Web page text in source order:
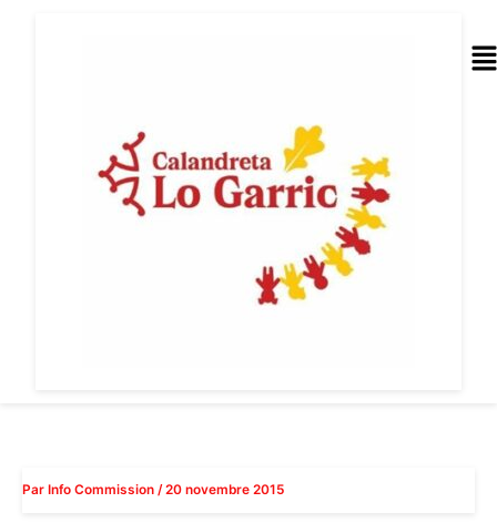
Par Info Commission /20 novembre 2015